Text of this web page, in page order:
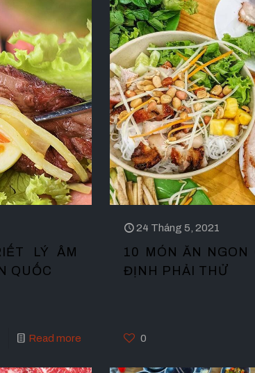
LÝ ÂM
QUỐC
Read more
24 Tháng 5, 2021
10 MÓN ĂN NGON
ĐỊNH PHẢI THỬ
0